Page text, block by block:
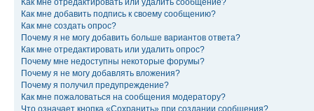
Как мне добавить подпись к своему сообщению?
Как мне создать опрос?
Почему я не могу добавить больше вариантов ответа?
Как мне отредактировать или удалить опрос?
Почему мне недоступны некоторые форумы?
Почему я не могу добавлять вложения?
Почему я получил предупреждение?
Как мне пожаловаться на сообщения модератору?
Что означает кнопка «Сохранить» при создании сообщения?